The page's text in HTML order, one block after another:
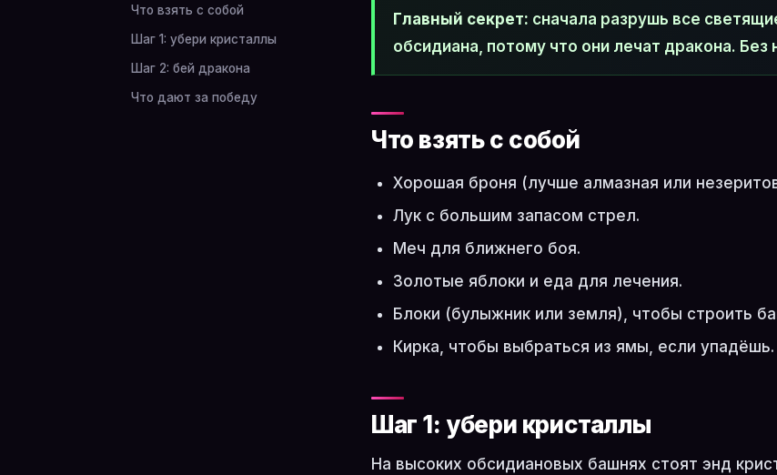
Что взять с собой
Шаг 1: убери кристаллы
Шаг 2: бей дракона
Что дают за победу
Главный секрет: сначала разрушь все
обсидиана, потому что они лечат дракона. Без
Что взять с собой
Хорошая броня (лучше алмазная или
Лук с большим запасом стрел.
Меч для ближнего боя.
Золотые яблоки и еда для лечения.
Блоки (булыжник или земля), чтобы строить
Кирка, чтобы выбраться из ямы, если упадёшь.
Шаг 1: убери кристаллы
На высоких обсидиановых башнях стоят энд